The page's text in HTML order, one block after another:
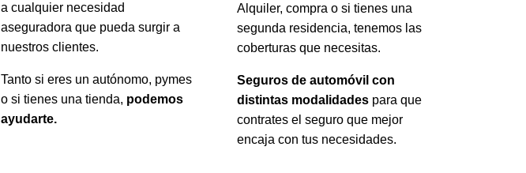
a cualquier necesidad
aseguradora que pueda surgir a
nuestros clientes.
Tanto si eres un autónomo, pymes
o si tienes una tienda, podemos
ayudarte.
Alquiler, compra o si tienes una
segunda residencia, tenemos las
coberturas que necesitas.
Seguros de automóvil con
distintas modalidadespara que
contrates el seguro que mejor
encaja con tus necesidades.